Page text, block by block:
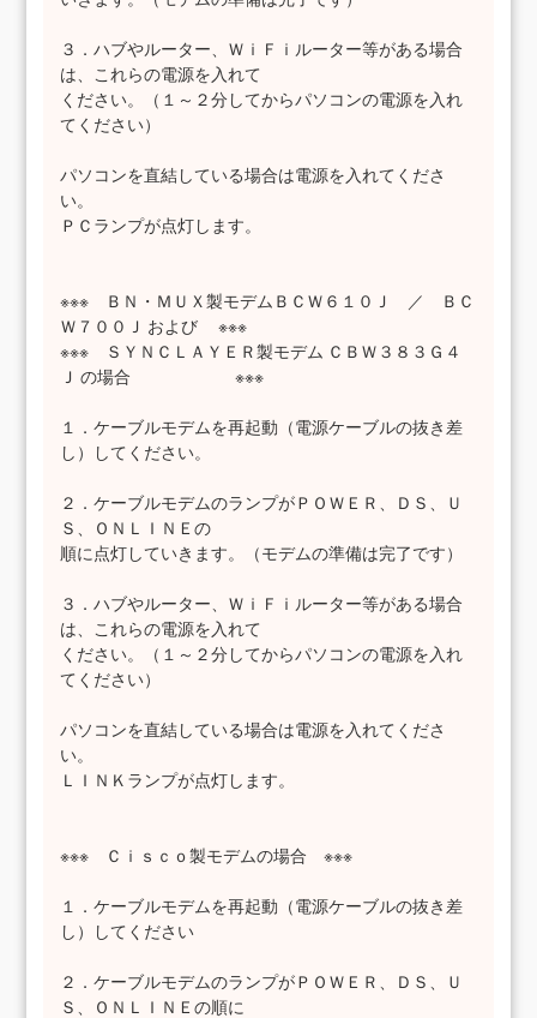
３．ハブやルーター、ＷｉＦｉルーター等がある場合
は、これらの電源を入れて
ください。（１～２分してからパソコンの電源を入れ
てください）
パソコンを直結している場合は電源を入れてくださ
い。
ＰＣランプが点灯します。
※※※ ＢＮ・ＭＵＸ製モデムＢＣＷ６１０Ｊ ／ ＢＣ
Ｗ７００Ｊ および ※※※
※※※ ＳＹＮＣＬＡＹＥＲ製モデム ＣＢＷ３８３Ｇ４
Ｊ の場合 ※※※
１．ケーブルモデムを再起動（電源ケーブルの抜き差
し）してください。
２．ケーブルモデムのランプがＰＯＷＥＲ、ＤＳ、Ｕ
Ｓ、ＯＮＬＩＮＥの
順に点灯していきます。（モデムの準備は完了です）
３．ハブやルーター、ＷｉＦｉルーター等がある場合
は、これらの電源を入れて
ください。（１～２分してからパソコンの電源を入れ
てください）
パソコンを直結している場合は電源を入れてくださ
い。
ＬＩＮＫランプが点灯します。
※※※ Ｃｉｓｃｏ製モデムの場合 ※※※
１．ケーブルモデムを再起動（電源ケーブルの抜き差
し）してください
２．ケーブルモデムのランプがＰＯＷＥＲ、ＤＳ、Ｕ
Ｓ、ＯＮＬＩＮＥの順に